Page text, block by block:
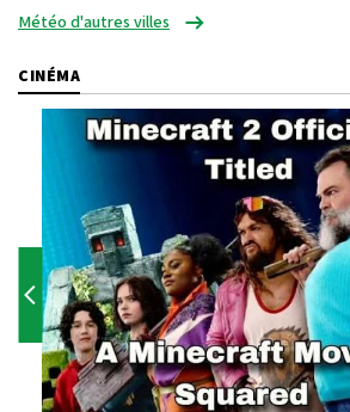
Météo d'autres villes
CINÉMA